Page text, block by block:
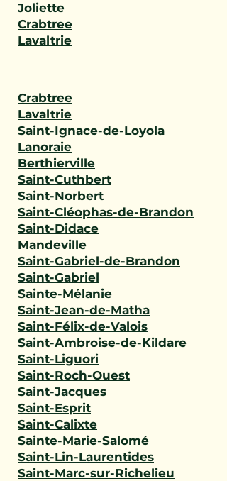
Joliette
Crabtree
Lavaltrie
Crabtree
Lavaltrie
Saint-Ignace-de-Loyola
Lanoraie
Berthierville
Saint-Cuthbert
Saint-Norbert
Saint-Cléophas-de-Brandon
Saint-Didace
Mandeville
Saint-Gabriel-de-Brandon
Saint-Gabriel
Sainte-Mélanie
Saint-Jean-de-Matha
Saint-Félix-de-Valois
Saint-Ambroise-de-Kildare
Saint-Liguori
Saint-Roch-Ouest
Saint-Jacques
Saint-Esprit
Saint-Calixte
Sainte-Marie-Salomé
Saint-Lin-Laurentides
Saint-Marc-sur-Richelieu